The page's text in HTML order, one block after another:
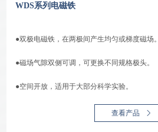
WDS系列电磁铁
●双极电磁铁，在两极间产生均匀或梯度磁场。
●磁场气隙双侧可调，可更换不同规格极头。
●空间开放，适用于大部分科学实验。
查看产品